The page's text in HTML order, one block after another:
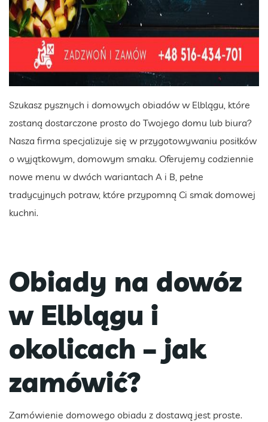
Szukasz pysznych i domowych obiadów w Elblągu, które
zostaną dostarczone prosto do Twojego domu lub biura?
Nasza firma specjalizuje się w przygotowywaniu posiłków
o wyjątkowym, domowym smaku. Oferujemy codziennie
nowe menu w dwóch wariantach A i B, pełne
tradycyjnych potraw, które przypomną Ci smak domowej
kuchni.
Obiady na dowóz
w Elblągu i
okolicach – jak
zamówić?
Zamówienie domowego obiadu z dostawą jest proste.